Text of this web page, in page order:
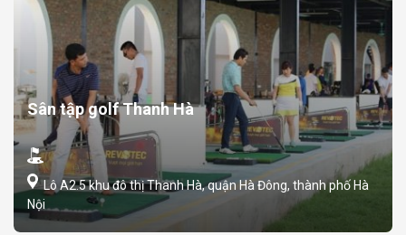
Sân tập golf Thanh Hà
Lô A2.5 khu đô thị Thanh Hà, quận Hà Đông, thành phố Hà
Nội